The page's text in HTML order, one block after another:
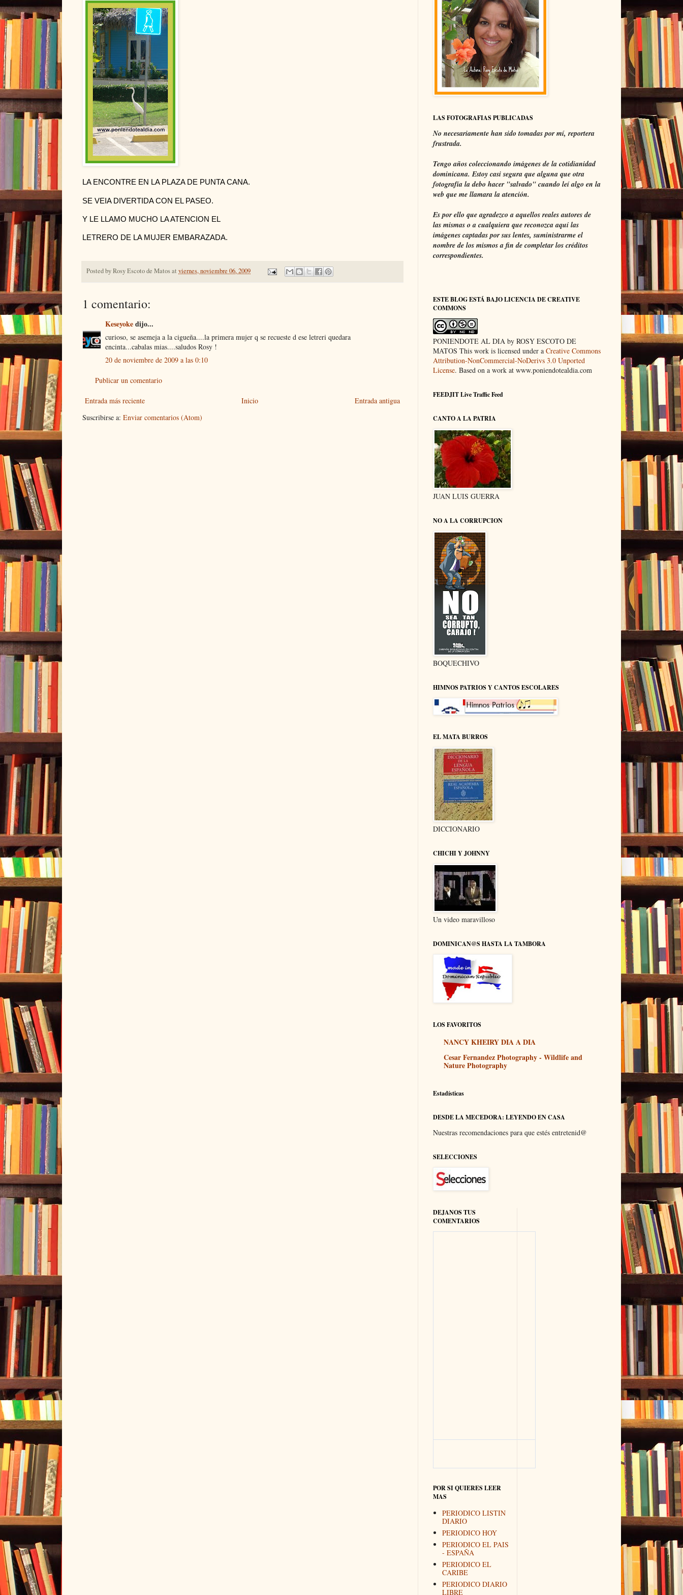
LA ENCONTRE EN LA PLAZA DE PUNTA CANA.
SE VEIA DIVERTIDA CON EL PASEO.
Y LE LLAMO MUCHO LA ATENCION EL
LETRERO DE LA MUJER EMBARAZADA.
Posted byRosy Escoto de Matosat viernes, noviembre 06, 2009
1 comentario:
Keseyokedijo...
curioso, se asemeja a la cigueña....la primera mujer q se recueste d ese letreri quedara
encinta...cabalas mias....saludos Rosy !
20 de noviembre de 2009 a las 0:10
Publicar un comentario
Entrada más reciente Entrada antigua
Inicio
Suscribirse a: Enviar comentarios (Atom)
LAS FOTOGRAFIAS PUBLICADAS
No necesariamente han sido tomadas por mí, reportera
frustrada.
Tengo años coleccionando imágenes de la cotidianidad
dominicana. Estoy casi segura que alguna que otra
fotografía la debo hacer "salvado" cuando leí algo en la
web que me llamara la atención.
Es por ello que agradezco a aquellos reales autores de
las mismas o a cualquiera que reconozca aquí las
imágenes captadas por sus lentes, suministrarme el
nombre de los mismos a fin de completar los créditos
correspondientes.
ESTE BLOG ESTÁ BAJO LICENCIA DE CREATIVE
COMMONS
PONIENDOTE AL DIA by ROSY ESCOTO DE
MATOS This work is licensed under a Creative Commons
Attribution-NonCommercial-NoDerivs 3.0 Unported
License. Based on a work at www.poniendotealdia.com
FEEDJIT Live Traffic Feed
CANTO A LA PATRIA
JUAN LUIS GUERRA
NO A LA CORRUPCION
BOQUECHIVO
HIMNOS PATRIOS Y CANTOS ESCOLARES
EL MATA BURROS
DICCIONARIO
CHICHI Y JOHNNY
Un video maravilloso
DOMINICAN@S HASTA LA TAMBORA
LOS FAVORITOS
NANCY KHEIRY DIA A DIA
Cesar Fernandez Photography - Wildlife and
Nature Photography
Estadísticas
DESDE LA MECEDORA: LEYENDO EN CASA
Nuestras recomendaciones para que estés entretenid@
SELECCIONES
DEJANOS TUS
COMENTARIOS
POR SI QUIERES LEER
MAS
PERIODICO LISTIN
DIARIO
PERIODICO HOY
PERIODICO EL PAIS
- ESPAÑA
PERIODICO EL
CARIBE
PERIODICO DIARIO
LIBRE